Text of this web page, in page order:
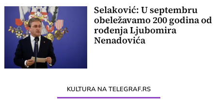
Selaković: U septembru
obeležavamo 200 godina od
rođenja Ljubomira
Nenadovića
KULTURA NA TELEGRAF.RS